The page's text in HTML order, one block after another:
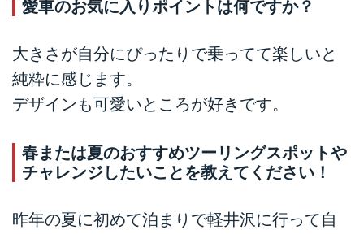
愛車のお気に入りポイントは何ですか？
大きさが自分にぴったりで乗ってて楽しいと
純粋に感じます。
デザインも可愛いところが好きです。
春または夏のおすすめツーリングスポットや
チャレンジしたいことを教えてください！
昨年の夏に初めて泊まりで軽井沢に行って自